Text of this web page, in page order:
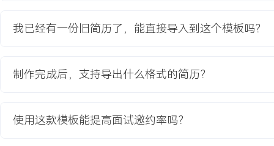
之间的电气连接与信号定义，确保底层数据准确采集与高速传输。
2.系统对接：负责产线控制系统与客户MES服务器的通信对接，定义
3.现场调试：带领团队驻场完成所有设备的联合调试，排查并解决信
抖动、视觉误触发等综合性问题，优化系统联动逻辑与响应时序。
档，并对客户技术人员进行系统操作与日常维护培训。
我已经有一份旧简历了，能直接导入到这个模板吗？
制作完成后，支持导出什么格式的简历？
使用这款模板能提高面试邀约率吗？